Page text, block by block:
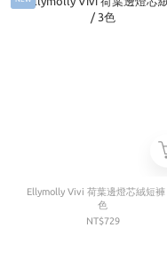
Ellymolly Vivi 荷葉邊燈芯絨短褲
色
NT$729